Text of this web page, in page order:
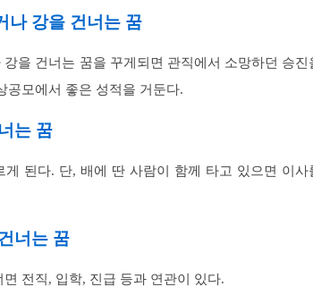
나 강을 건너는 꿈
강을 건너는 꿈을 꾸게되면 관직에서 소망하던 승진
공모에서 좋은 성적을 거둔다.
는 꿈
게 된다. 단, 배에 딴 사람이 함께 타고 있으면 이사
너는 꿈
면 전직, 입학, 진급 등과 연관이 있다.